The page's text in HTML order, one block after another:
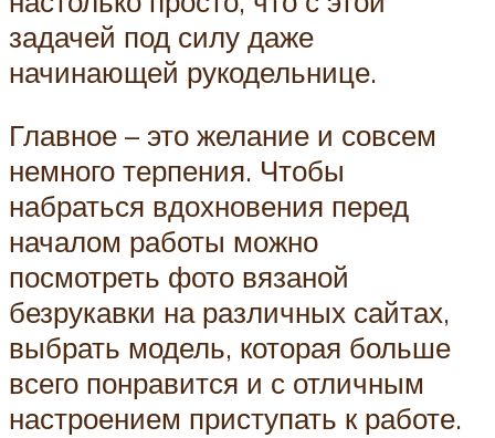
задачей под силу даже
начинающей рукодельнице.
Главное – это желание и совсем
немного терпения. Чтобы
набраться вдохновения перед
началом работы можно
посмотреть фото вязаной
безрукавки на различных сайтах,
выбрать модель, которая больше
всего понравится и с отличным
настроением приступать к работе.